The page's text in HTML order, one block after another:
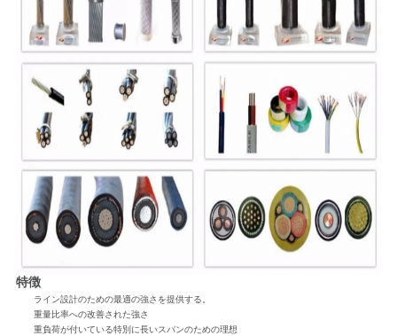
特徴
ライン設計のための最適の強さを提供する。
重量比率への改善された強さ
重負荷が付いている特別に長いスパンのための理想